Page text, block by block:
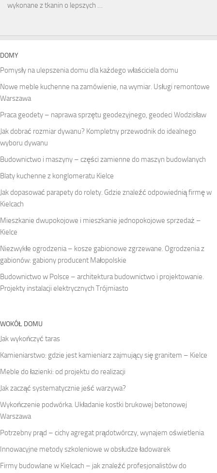
wykonane z tkanin o lepszych …
DOMY
Pomysły na ulepszenia domu dla każdego właściciela domu
Nowe meble kuchenne na zamówienie, na wymiar. Usługi remontowe
Warszawa
Praca geodety – naprawa sprzętu geodezyjnego, geodeci Wodzisław
Jak dobrać rozmiar dywanu? Kompletny przewodnik do idealnego
wyboru dywanu
Budownictwo i maszyny – części zamienne do maszyn budowlanych
Blaty kuchenne z konglomeratu Kielce
Jak dopasować parapety do rolety. Gdzie znaleźć odpowiednią firmę w
Kielcach
Mieszkanie dwupokojowe i mieszkanie jednopokojowe sprzedaż –
Kielce
Niezwykłe ogrodzenia – kosze gabionowe zgrzewane. Ogrodzenia z
gabionów: gabiony producent Małopolskie
Budownictwo w Polsce – architektura budownictwo i projektowanie.
Projekty instalacji elektrycznych Trójmiasto
WOKÓŁ DOMU
Jak wykończyć taras
Kamieniarstwo: gdzie jest kamieniarz zajmujący się granitem – Kielce
Meble do łazienki: od projektu do realizacji
Jak zacząć systematycznie jeść warzywa?
Wykończenie podwórka. Układanie kostki brukowej betonowej
Warszawa
Potrzebny prąd – cichy agregat prądotwórczy, wynajem oświetlenia
Innowacyjne metody szkoleniowe w obsłudze ładowarek
Firmy budowlane w Kielcach – jak znaleźć profesjonalistów do